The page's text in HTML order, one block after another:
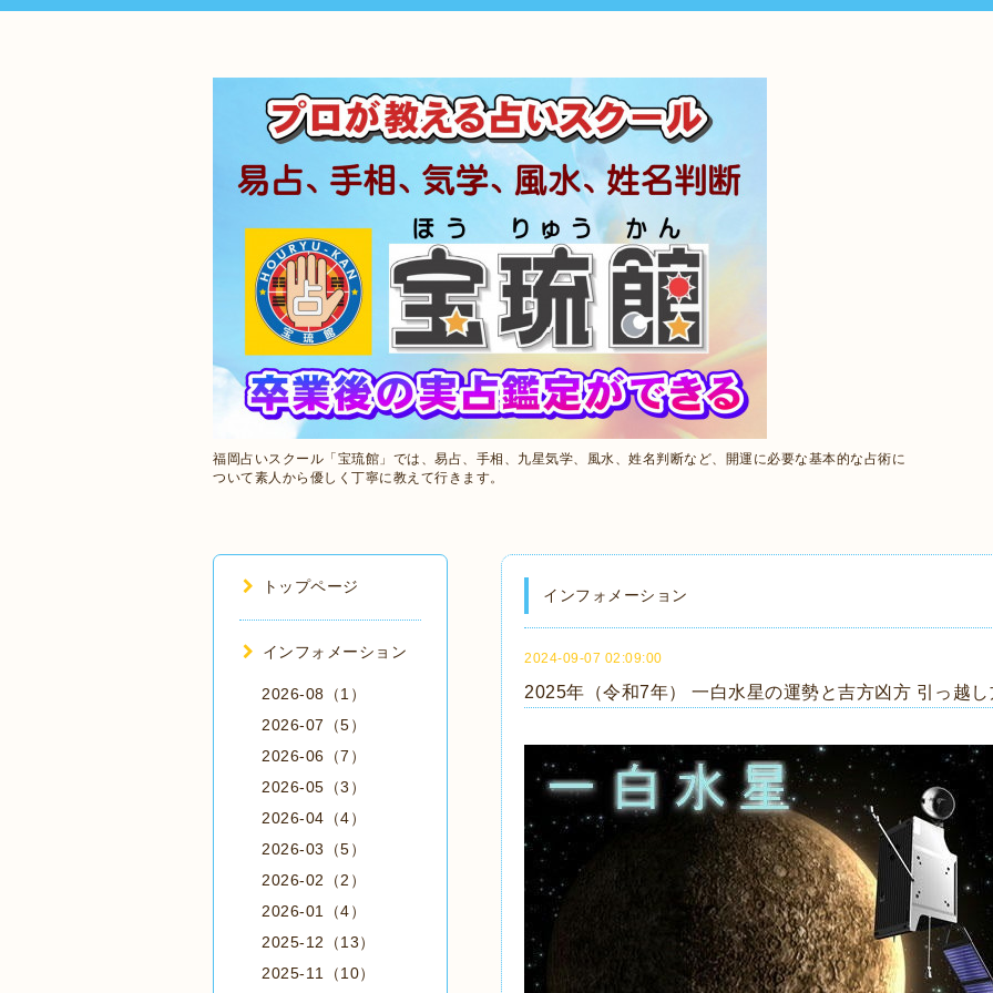
福岡占いスクール「宝琉館」では、易占、手相、九星気学、風水、姓名判断など、開運に必要な基本的な占術に
ついて素人から優しく丁寧に教えて行きます。
インフォメーション
2024-09-07 02:09:00
2025年（令和7年） 一白水星の運勢と吉方凶方 引っ越し
トップページ
インフォメーション
2026-08（1）
2026-07（5）
2026-06（7）
2026-05（3）
2026-04（4）
2026-03（5）
2026-02（2）
2026-01（4）
2025-12（13）
2025-11（10）